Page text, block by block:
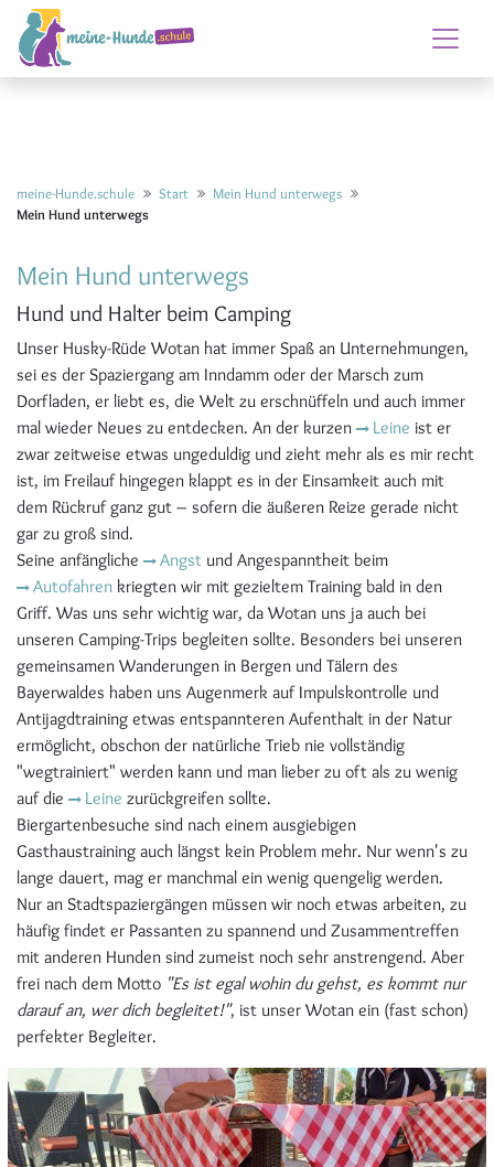
meine-Hunde.schule Start
Mein Hund unterwegs
Mein Hund unterwegs
Mein Hund unterwegs
Hund und Halter beim Camping
Unser Husky-Rüde Wotan hat immer Spaß an Unternehmungen,
sei es der Spaziergang am Inndamm oder der Marsch zum
Dorfladen, er liebt es, die Welt zu erschnüffeln und auch immer
mal wieder Neues zu entdecken. An der kurzen
Leine ist er
zwar zeitweise etwas ungeduldig und zieht mehr als es mir recht
ist, im Freilauf hingegen klappt es in der Einsamkeit auch mit
dem Rückruf ganz gut – sofern die äußeren Reize gerade nicht
gar zu groß sind.
Seine anfängliche
Angst und Angespanntheit beim
Autofahren kriegten wir mit gezieltem Training bald in den
Griff. Was uns sehr wichtig war, da Wotan uns ja auch bei
unseren Camping-Trips begleiten sollte. Besonders bei unseren
gemeinsamen Wanderungen in Bergen und Tälern des
Bayerwaldes haben uns Augenmerk auf Impulskontrolle und
Antijagdtraining etwas entspannteren Aufenthalt in der Natur
ermöglicht, obschon der natürliche Trieb nie vollständig
"wegtrainiert" werden kann und man lieber zu oft als zu wenig
auf die
Leine zurückgreifen sollte.
Biergartenbesuche sind nach einem ausgiebigen
Gasthaustraining auch längst kein Problem mehr. Nur wenn's zu
lange dauert, mag er manchmal ein wenig quengelig werden.
Nur an Stadtspaziergängen müssen wir noch etwas arbeiten, zu
häufig findet er Passanten zu spannend und Zusammentreffen
mit anderen Hunden sind zumeist noch sehr anstrengend. Aber
frei nach dem Motto "Es ist egal wohin du gehst, es kommt nur
darauf an, wer dich begleitet!", ist unser Wotan ein (fast schon)
perfekter Begleiter.